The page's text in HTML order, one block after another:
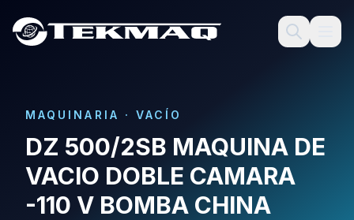
MAQUINARIA ·VACÍO
DZ 500/2SB MAQUINA DE
VACIO DOBLE CAMARA
-110 V BOMBA CHINA